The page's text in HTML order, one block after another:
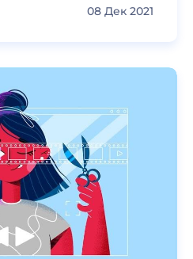
08 Дек 2021